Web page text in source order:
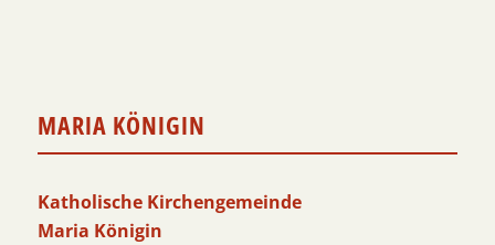
MARIA KÖNIGIN
Katholische Kirchengemeinde
Maria Königin